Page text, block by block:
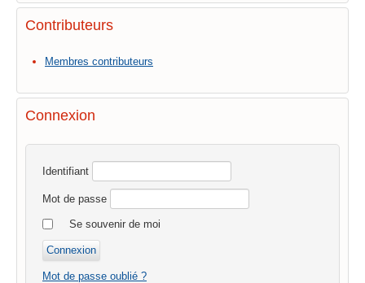
Contributeurs
Membres contributeurs
Connexion
Identifiant
Mot de passe
Se souvenir de moi
Mot de passe oublié ?